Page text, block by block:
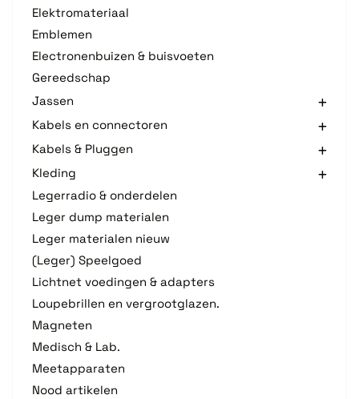
Elektromateriaal
Emblemen
Electronenbuizen & buisvoeten
Gereedschap
Jassen
Kabels en connectoren
Kabels & Pluggen
Kleding
Legerradio & onderdelen
Leger dump materialen
Leger materialen nieuw
(Leger) Speelgoed
Lichtnet voedingen & adapters
Loupebrillen en vergrootglazen.
Magneten
Medisch & Lab.
Meetapparaten
Nood artikelen